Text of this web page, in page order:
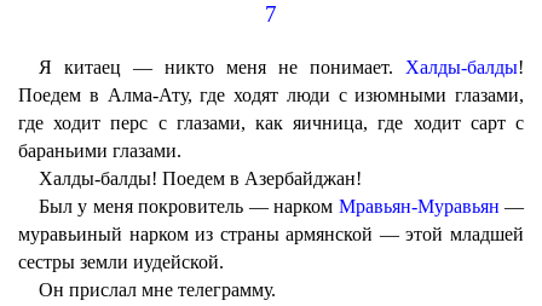
7
Я китаец — никто меня не понимает. Халды-балды!
Поедем в Алма-Ату, где ходят люди с изюмными глазами,
где ходит перс с глазами, как яичница, где ходит сарт с
бараньими глазами.
Халды-балды! Поедем в Азербайджан!
Был у меня покровитель — нарком Мравьян-Муравьян —
муравьиный нарком из страны армянской — этой младшей
сестры земли иудейской.
Он прислал мне телеграмму.